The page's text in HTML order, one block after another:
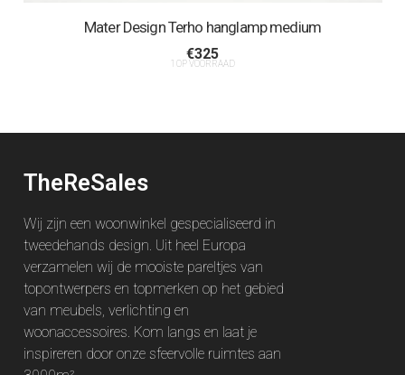
Mater Design Terho hanglamp medium
€325
1 OP VOORRAAD
TheReSales
Wij zijn een woonwinkel gespecialiseerd in
tweedehands design. Uit heel Europa
verzamelen wij de mooiste pareltjes van
topontwerpers en topmerken op het gebied
van meubels, verlichting en
woonaccessoires. Kom langs en laat je
inspireren door onze sfeervolle ruimtes aan